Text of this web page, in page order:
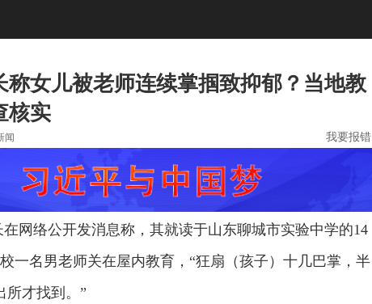
称女儿被老师连续掌掴致抑郁？当地教
核实
闻 我要报错
在网络公开发消息称，其就读于山东聊城市实验中学的14
一名男老师关在屋内教育，“狂扇（孩子）十几巴掌，半
所才找到。”